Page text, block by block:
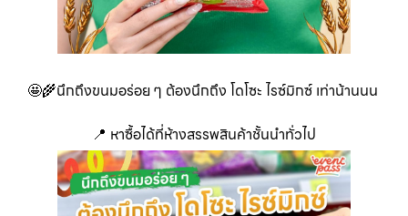
🤩🌾นึกถึงขนมอร่อย ๆ ต้องนึกถึง โดโซะ ไรซ์มิกซ์ เท่าน้านนน
📍 หาซื้อได้ที่ห้างสรรพสินค้าชั้นนำทั่วไป